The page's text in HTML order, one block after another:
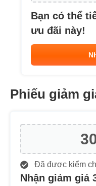
Bạn có thể
ưu đãi này!
Phiếu giảm
Đã được kiểm
Nhận giảm giá